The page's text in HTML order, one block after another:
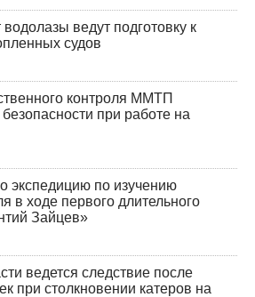
ведут подготовку к
судов
контроля ММТП
при работе на
по изучению
в ходе первого длительного
Зайцев»
ведется следствие после
при столкновении катеров на